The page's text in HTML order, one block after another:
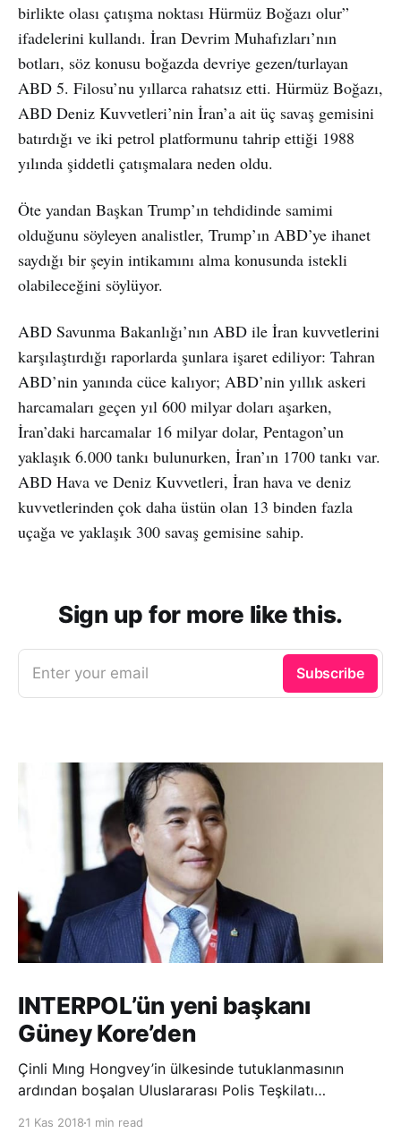
birlikte olası çatışma noktası Hürmüz Boğazı olur”
ifadelerini kullandı. İran Devrim Muhafızları’nın
botları, söz konusu boğazda devriye gezen/turlayan
ABD 5. Filosu’nu yıllarca rahatsız etti. Hürmüz Boğazı,
ABD Deniz Kuvvetleri’nin İran’a ait üç savaş gemisini
batırdığı ve iki petrol platformunu tahrip ettiği 1988
yılında şiddetli çatışmalara neden oldu.
Öte yandan Başkan Trump’ın tehdidinde samimi
olduğunu söyleyen analistler, Trump’ın ABD’ye ihanet
saydığı bir şeyin intikamını alma konusunda istekli
olabileceğini söylüyor.
ABD Savunma Bakanlığı’nın ABD ile İran kuvvetlerini
karşılaştırdığı raporlarda şunlara işaret ediliyor: Tahran
ABD’nin yanında cüce kalıyor; ABD’nin yıllık askeri
harcamaları geçen yıl 600 milyar doları aşarken,
İran’daki harcamalar 16 milyar dolar, Pentagon’un
yaklaşık 6.000 tankı bulunurken, İran’ın 1700 tankı var.
ABD Hava ve Deniz Kuvvetleri, İran hava ve deniz
kuvvetlerinden çok daha üstün olan 13 binden fazla
uçağa ve yaklaşık 300 savaş gemisine sahip.
Sign up for more like this.
Enter your email Subscribe
INTERPOL’ün yeni başkanı
Güney Kore’den
Çinli Mıng Hongvey’in ülkesinde tutuklanmasının
ardından boşalan Uluslararası Polis Teşkilatı
21 Kas 2018 1 min read